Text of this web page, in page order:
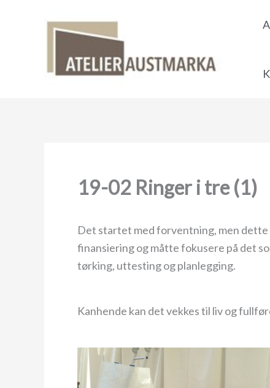
19-02 Ringer i tre (1)
Det startet med forventning, men
finansiering og måtte fokusere på det
tørking, uttesting og planlegging.
Kanhende kan det vekkes til liv og